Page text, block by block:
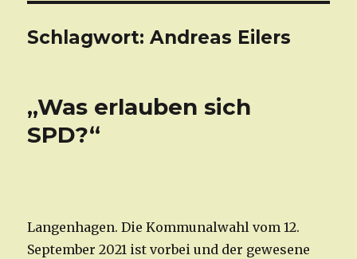
Schlagwort: Andreas Eilers
„Was erlauben sich
SPD?“
Langenhagen. Die Kommunalwahl vom 12.
September 2021 ist vorbei und der gewesene